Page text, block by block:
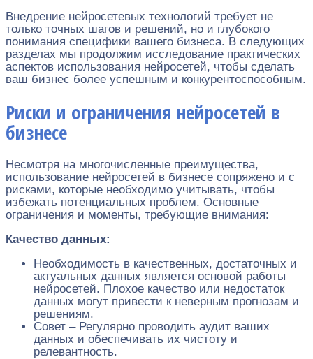
Внедрение нейросетевых технологий требует не
только точных шагов и решений, но и глубокого
понимания специфики вашего бизнеса. В следующих
разделах мы продолжим исследование практических
аспектов использования нейросетей, чтобы сделать
ваш бизнес более успешным и конкурентоспособным.
Риски и ограничения нейросетей в
бизнесе
Несмотря на многочисленные преимущества,
использование нейросетей в бизнесе сопряжено и с
рисками, которые необходимо учитывать, чтобы
избежать потенциальных проблем. Основные
ограничения и моменты, требующие внимания:
Качество данных:
Необходимость в качественных, достаточных и
актуальных данных является основой работы
нейросетей. Плохое качество или недостаток
данных могут привести к неверным прогнозам и
решениям.
Совет – Регулярно проводить аудит ваших
данных и обеспечивать их чистоту и
релевантность.